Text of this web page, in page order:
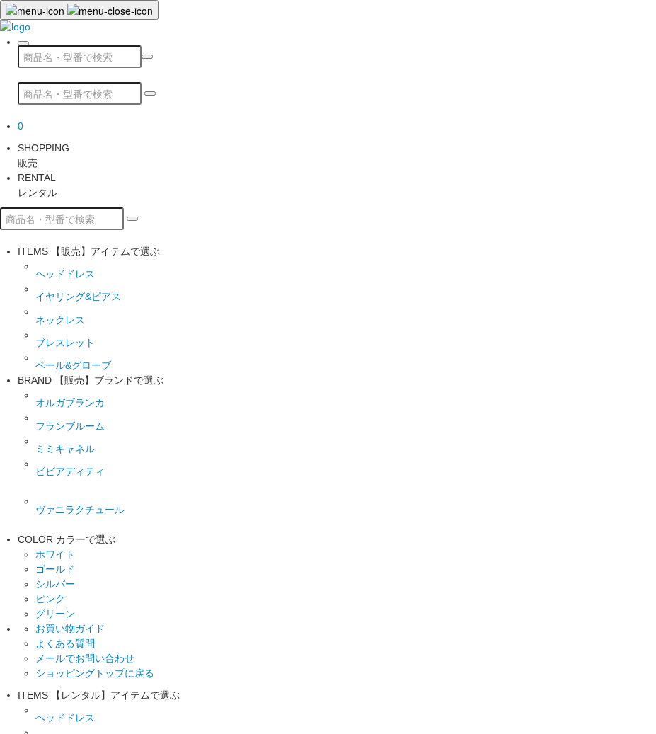
0
SHOPPING
販売
RENTAL
レンタル
ITEMS 【販売】アイテムで選ぶ
ヘッドドレス
イヤリング&ピアス
ネックレス
ブレスレット
ベール&グローブ
BRAND
【販売】ブランドで選ぶ
オルガブランカ
フランブルーム
ミミキャネル
ビビアディティ
ヴァニラクチュール
COLOR カラーで選ぶ
ホワイト
ゴールド
シルバー
ピンク
グリーン
お買い物ガイド
よくある質問
メールでお問い合わせ
ショッピングトップに戻る
ITEMS
【レンタル】アイテムで選ぶ
ヘッドドレス